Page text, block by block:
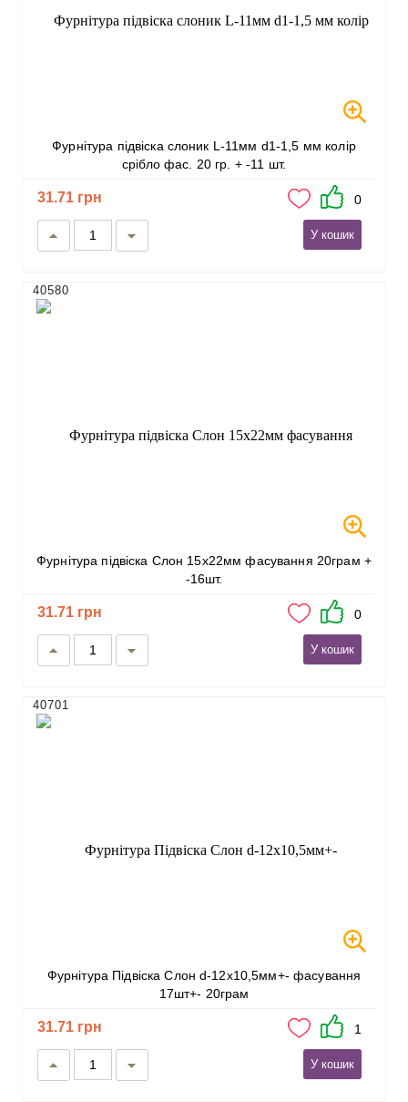
Фурнітура підвіска слоник L-11мм d1-1,5 мм колір
срібло фас. 20 гр. + -11 шт.
31.71 грн 0
У кошик
Фурнітура підвіска Слон 15х22мм фасування 20грам +
-16шт.
40580
31.71 грн 0
У кошик
Фурнітура Підвіска Слон d-12х10,5мм+- фасування
17шт+- 20грам
40701
31.71 грн 1
У кошик